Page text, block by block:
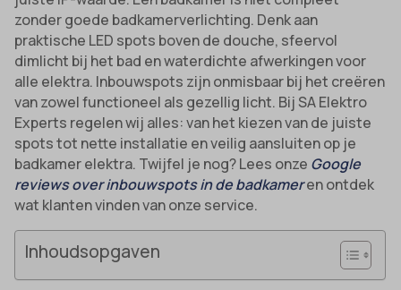
zonder goede badkamerverlichting. Denk aan
praktische LED spots boven de douche, sfeervol
dimlicht bij het bad en waterdichte afwerkingen voor
alle elektra. Inbouwspots zijn onmisbaar bij het creëren
van zowel functioneel als gezellig licht. Bij SA Elektro
Experts regelen wij alles: van het kiezen van de juiste
spots tot nette installatie en veilig aansluiten op je
badkamer elektra. Twijfel je nog? Lees onze Google
reviews over inbouwspots in de badkameren ontdek
wat klanten vinden van onze service.
Inhoudsopgaven